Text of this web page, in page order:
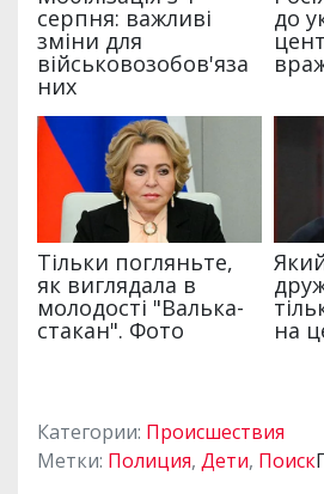
Категории: Происшествия
Метки: Полиция, Дети, Поиск